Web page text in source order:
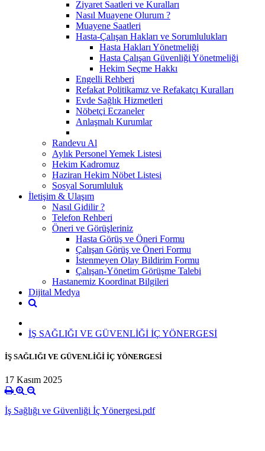
Ziyaret Saatleri ve Kuralları
Nasıl Muayene Olurum ?
Muayene Saatleri
Hasta-Çalışan Hakları ve Sorumlulukları
Hasta Hakları Yönetmeliği
Hasta Çalışan Güvenliği Yönetmeliği
Hekim Seçme Hakkı
Engelli Rehberi
Refakat Politikamız ve Refakatçı Kuralları
Evde Sağlık Hizmetleri
Nöbetçi Eczaneler
Anlaşmalı Kurumlar
Randevu Al
Aylık Personel Yemek Listesi
Hekim Kadromuz
Haziran Hekim Nöbet Listesi
Sosyal Sorumluluk
İletişim & Ulaşım
Nasıl Gidilir ?
Telefon Rehberi
Öneri ve Görüşleriniz
Hasta Görüş ve Öneri Formu
Çalışan Görüş ve Öneri Formu
İstenmeyen Olay Bildirim Formu
Çalışan-Yönetim Görüşme Talebi
Hastanemiz Koordinat Bilgileri
Dijital Medya
İŞ SAĞLIĞI VE GÜVENLİĞİ İÇ YÖNERGESİ
İŞ SAĞLIĞI VE GÜVENLİĞİ İÇ YÖNERGESİ
17 Kasım 2025
İş Sağlığı ve Güvenliği İç Yönergesi.pdf